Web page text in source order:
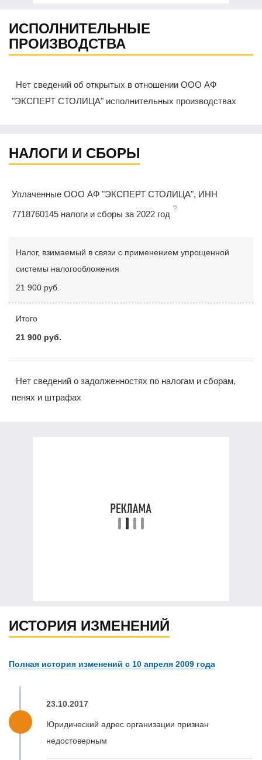
ИСПОЛНИТЕЛЬНЫЕ
ПРОИЗВОДСТВА
Нет сведений об открытых в отношении ООО АФ
"ЭКСПЕРТ СТОЛИЦА" исполнительных производствах
НАЛОГИ И СБОРЫ
Уплаченные ООО АФ "ЭКСПЕРТ СТОЛИЦА", ИНН
7718760145 налоги и сборы за 2022 год
?
Налог, взимаемый в связи с применением упрощенной
системы налогообложения
21 900 руб.
Итого
21 900 руб.
Нет сведений о задолженностях по налогам и сборам,
пенях и штрафах
ИСТОРИЯ ИЗМЕНЕНИЙ
Полная история изменений с 10 апреля 2009 года
23.10.2017
Юридический адрес организации признан
недостоверным